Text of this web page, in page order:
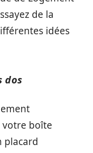
de la
idées
dos
boîte
placard